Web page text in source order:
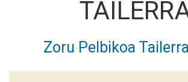
Zoru Pelbikoa